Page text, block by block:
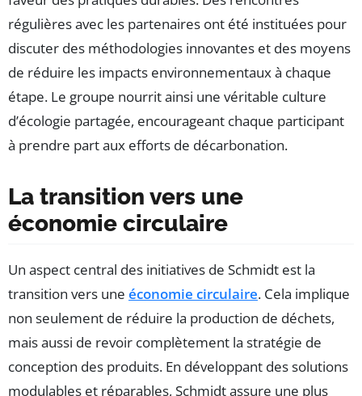
régulières avec les partenaires ont été instituées pour
discuter des méthodologies innovantes et des moyens
de réduire les impacts environnementaux à chaque
étape. Le groupe nourrit ainsi une véritable culture
d’écologie partagée, encourageant chaque participant
à prendre part aux efforts de décarbonation.
La transition vers une
économie circulaire
Un aspect central des initiatives de Schmidt est la
transition vers une économie circulaire. Cela implique
non seulement de réduire la production de déchets,
mais aussi de revoir complètement la stratégie de
conception des produits. En développant des solutions
modulables et réparables, Schmidt assure une plus